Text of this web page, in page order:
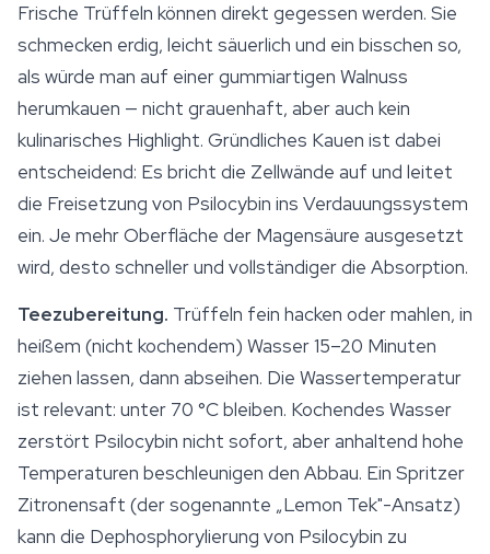
Frische Trüffeln können direkt gegessen werden. Sie
schmecken erdig, leicht säuerlich und ein bisschen so,
als würde man auf einer gummiartigen Walnuss
herumkauen — nicht grauenhaft, aber auch kein
kulinarisches Highlight. Gründliches Kauen ist dabei
entscheidend: Es bricht die Zellwände auf und leitet
die Freisetzung von Psilocybin ins Verdauungssystem
ein. Je mehr Oberfläche der Magensäure ausgesetzt
wird, desto schneller und vollständiger die Absorption.
Teezubereitung. Trüffeln fein hacken oder mahlen, in
heißem (nicht kochendem) Wasser 15–20 Minuten
ziehen lassen, dann abseihen. Die Wassertemperatur
ist relevant: unter 70 °C bleiben. Kochendes Wasser
zerstört Psilocybin nicht sofort, aber anhaltend hohe
Temperaturen beschleunigen den Abbau. Ein Spritzer
Zitronensaft (der sogenannte „Lemon Tek"-Ansatz)
kann die Dephosphorylierung von Psilocybin zu